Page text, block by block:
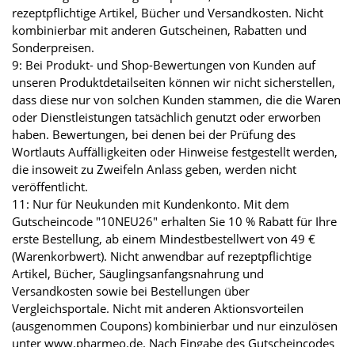
rezeptpflichtige Artikel, Bücher und Versandkosten. Nicht
kombinierbar mit anderen Gutscheinen, Rabatten und
Sonderpreisen.
9: Bei Produkt- und Shop-Bewertungen von Kunden auf
unseren Produktdetailseiten können wir nicht sicherstellen,
dass diese nur von solchen Kunden stammen, die die Waren
oder Dienstleistungen tatsächlich genutzt oder erworben
haben. Bewertungen, bei denen bei der Prüfung des
Wortlauts Auffälligkeiten oder Hinweise festgestellt werden,
die insoweit zu Zweifeln Anlass geben, werden nicht
veröffentlicht.
11: Nur für Neukunden mit Kundenkonto. Mit dem
Gutscheincode "10NEU26" erhalten Sie 10 % Rabatt für Ihre
erste Bestellung, ab einem Mindestbestellwert von 49 €
(Warenkorbwert). Nicht anwendbar auf rezeptpflichtige
Artikel, Bücher, Säuglingsanfangsnahrung und
Versandkosten sowie bei Bestellungen über
Vergleichsportale. Nicht mit anderen Aktionsvorteilen
(ausgenommen Coupons) kombinierbar und nur einzulösen
unter www.pharmeo.de. Nach Eingabe des Gutscheincodes